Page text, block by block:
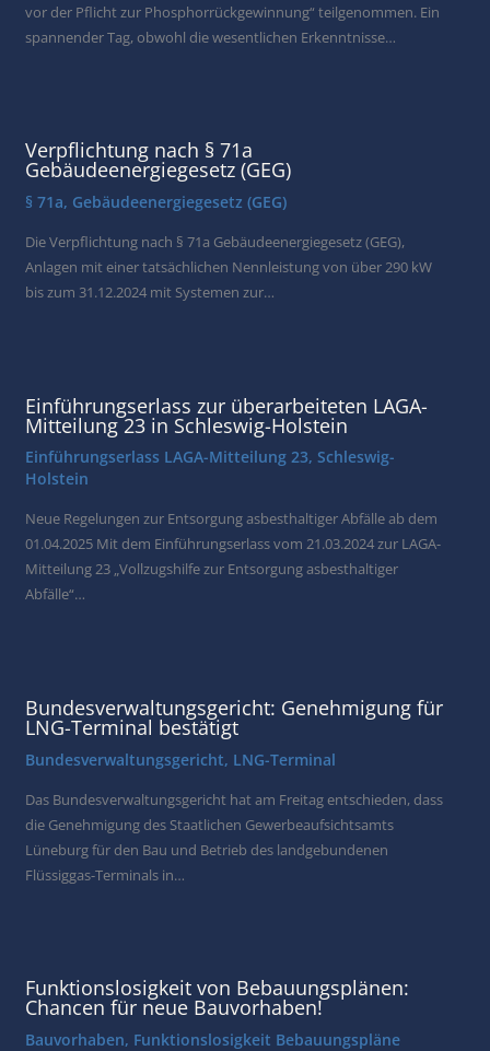
vor der Pflicht zur Phosphorrückgewinnung“ teilgenommen. Ein
spannender Tag, obwohl die wesentlichen Erkenntnisse…
Verpflichtung nach § 71a
Gebäudeenergiegesetz (GEG)
§ 71a, Gebäudeenergiegesetz (GEG)
Die Verpflichtung nach § 71a Gebäudeenergiegesetz (GEG),
Anlagen mit einer tatsächlichen Nennleistung von über 290 kW
bis zum 31.12.2024 mit Systemen zur…
Einführungserlass zur überarbeiteten LAGA-
Mitteilung 23 in Schleswig-Holstein
Einführungserlass LAGA-Mitteilung 23,Schleswig-
Holstein
Neue Regelungen zur Entsorgung asbesthaltiger Abfälle ab dem
01.04.2025 Mit dem Einführungserlass vom 21.03.2024 zur LAGA-
Mitteilung 23 „Vollzugshilfe zur Entsorgung asbesthaltiger
Abfälle“…
Bundesverwaltungsgericht: Genehmigung für
LNG-Terminal bestätigt
Bundesverwaltungsgericht, LNG-Terminal
Das Bundesverwaltungsgericht hat am Freitag entschieden, dass
die Genehmigung des Staatlichen Gewerbeaufsichtsamts
Lüneburg für den Bau und Betrieb des landgebundenen
Flüssiggas-Terminals in…
Funktionslosigkeit von Bebauungsplänen:
Chancen für neue Bauvorhaben!
Bauvorhaben, Funktionslosigkeit Bebauungspläne